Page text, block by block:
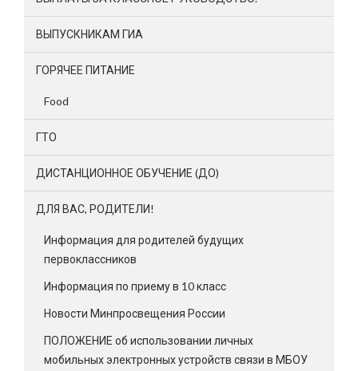
ВЫПУСКНИКАМ ГИА
ГОРЯЧЕЕ ПИТАНИЕ
Food
ГТО
ДИСТАНЦИОННОЕ ОБУЧЕНИЕ (ДО)
ДЛЯ ВАС, РОДИТЕЛИ!
Информация для родителей будущих
первоклассников
Информация по приему в 10 класс
Новости Минпросвещения России
ПОЛОЖЕНИЕ об использовании личных
мобильных электронных устройств связи в МБОУ